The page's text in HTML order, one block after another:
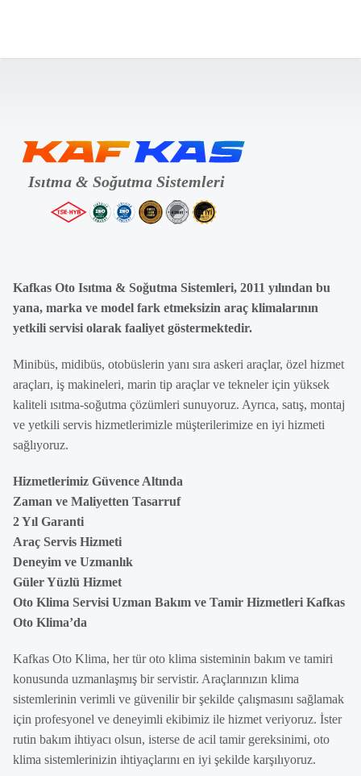
Kafkas Oto Isıtma & Soğutma Sistemleri, 2011 yılından bu
yana, marka ve model fark etmeksizin araç klimalarının
yetkili servisi olarak faaliyet göstermektedir.
Minibüs, midibüs, otobüslerin yanı sıra askeri araçlar, özel hizmet
araçları, iş makineleri, marin tip araçlar ve tekneler için yüksek
kaliteli ısıtma-soğutma çözümleri sunuyoruz. Ayrıca, satış, montaj
ve yetkili servis hizmetlerimizle müşterilerimize en iyi hizmeti
sağlıyoruz.
Hizmetlerimiz Güvence Altında
Zaman ve Maliyetten Tasarruf
2 Yıl Garanti
Araç Servis Hizmeti
Deneyim ve Uzmanlık
Güler Yüzlü Hizmet
Oto Klima Servisi Uzman Bakım ve Tamir Hizmetleri Kafkas
Oto Klima’da
Kafkas Oto Klima, her tür oto klima sisteminin bakım ve tamiri
konusunda uzmanlaşmış bir servistir. Araçlarınızın klima
sistemlerinin verimli ve güvenilir bir şekilde çalışmasını sağlamak
için profesyonel ve deneyimli ekibimiz ile hizmet veriyoruz. İster
rutin bakım ihtiyacı olsun, isterse de acil tamir gereksinimi, oto
klima sistemlerinizin ihtiyaçlarını en iyi şekilde karşılıyoruz.